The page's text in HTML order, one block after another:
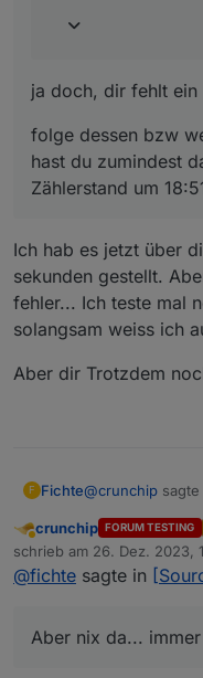
ja doch, dir fehlt ein
folge dessen bzw
hast du zumindest
Zählerstand um
Ich hab es jetzt über
sekunden gestellt.
fehler... Ich teste mal
solangsam weiss ich
Aber dir Trotzdem
F Fichte@crunchip sagte
@ fichte sagte
Released !:
Keine
Ich hab es jetzt
fehler... Ich teste
weiss ich auch
Aber dir
Abwesend
crunchip FORUM TESTING
schrieb am 26. Dez. 2023,
zuletzt editiert von
@fichte sagte in
Aber nix da...